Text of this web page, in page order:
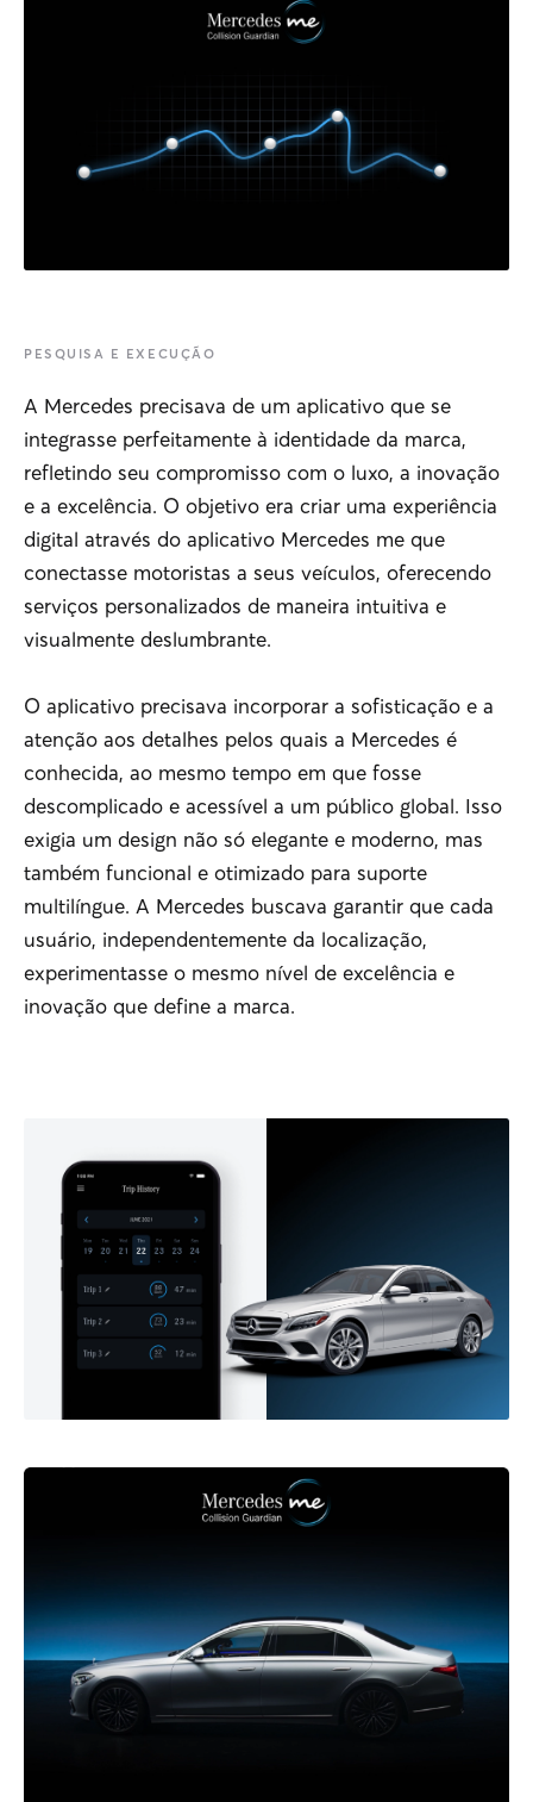
PESQUISA E EXECUÇÃO
A Mercedes precisava de um aplicativo que se
integrasse perfeitamente à identidade da marca,
refletindo seu compromisso com o luxo, a inovação
e a excelência. O objetivo era criar uma experiência
digital através do aplicativo Mercedes me que
conectasse motoristas a seus veículos, oferecendo
serviços personalizados de maneira intuitiva e
visualmente deslumbrante.
O aplicativo precisava incorporar a sofisticação e a
atenção aos detalhes pelos quais a Mercedes é
conhecida, ao mesmo tempo em que fosse
descomplicado e acessível a um público global. Isso
exigia um design não só elegante e moderno, mas
também funcional e otimizado para suporte
multilíngue. A Mercedes buscava garantir que cada
usuário, independentemente da localização,
experimentasse o mesmo nível de excelência e
inovação que define a marca.